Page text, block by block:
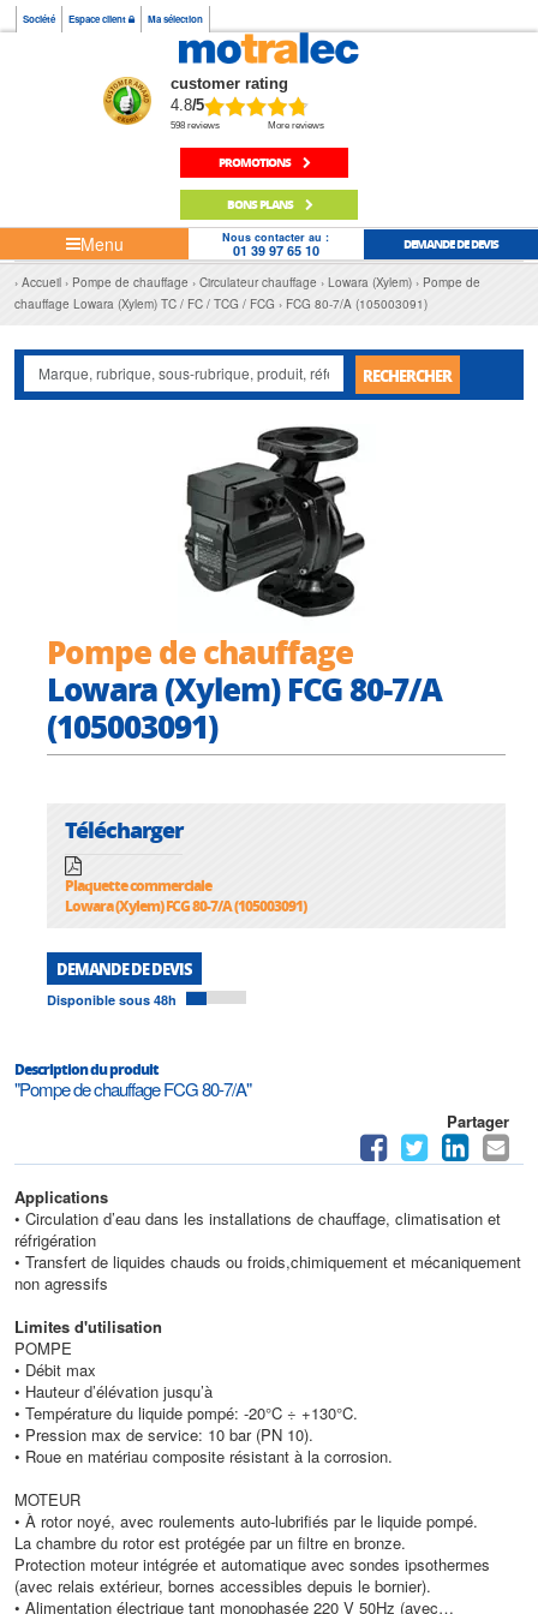
Société Espace client Ma sélection
customer rating
4.8/5
598 reviews More reviews
PROMOTIONS
BONS PLANS
Menu Nous contacter au :
01 39 97 65 10 DEMANDE DE DEVIS
Accueil Pompe de chauffage Circulateur chauffage Lowara (Xylem)
Pompe de
chauffage Lowara (Xylem) TC / FC / TCG / FCG
FCG 80-7/A (105003091)
RECHERCHER
Pompe de chauffage
Lowara (Xylem) FCG 80-7/A
(105003091)
Télécharger
Plaquette commerciale
Lowara (Xylem) FCG 80-7/A (105003091)
DEMANDE DE DEVIS
Disponible sous 48h
Description du produit
"Pompe de chauffage FCG 80-7/A"
Partager
Applications
• Circulation d’eau dans les installations de chauffage, climatisation et
réfrigération
• Transfert de liquides chauds ou froids,chimiquement et mécaniquement
non agressifs
Limites d'utilisation
POMPE
• Débit max
• Hauteur d’élévation jusqu’à
• Température du liquide pompé: -20°C ÷ +130°C.
• Pression max de service: 10 bar (PN 10).
• Roue en matériau composite résistant à la corrosion.
MOTEUR
• À rotor noyé, avec roulements auto-lubrifiés par le liquide pompé.
La chambre du rotor est protégée par un filtre en bronze.
Protection moteur intégrée et automatique avec sondes ipsothermes
(avec relais extérieur, bornes accessibles depuis le bornier).
• Alimentation électrique tant monophasée 220 V 50Hz (avec